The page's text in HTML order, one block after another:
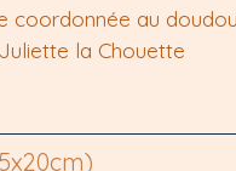
coordonnée au
la Chouette